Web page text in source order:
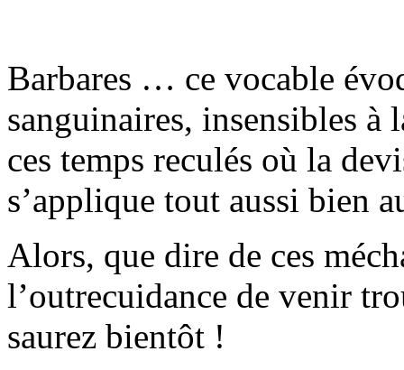
Barbares … ce vocable
sanguinaires, insensibles
ces temps reculés où la
s’applique tout aussi bien
Alors, que dire de ces
l’outrecuidance de venir
saurez bientôt !